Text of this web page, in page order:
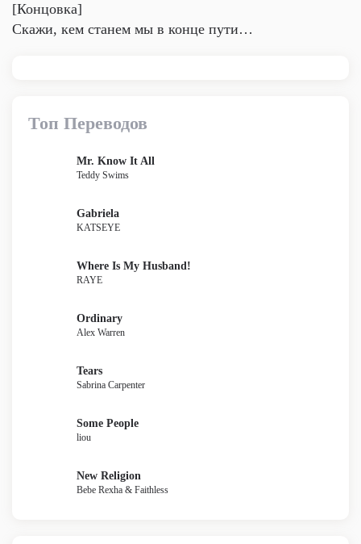
[Концовка]
Скажи, кем станем мы в конце пути…
Топ Переводов
Mr. Know It All
Teddy Swims
Gabriela
KATSEYE
Where Is My Husband!
RAYE
Ordinary
Alex Warren
Tears
Sabrina Carpenter
Some People
liou
New Religion
Bebe Rexha & Faithless